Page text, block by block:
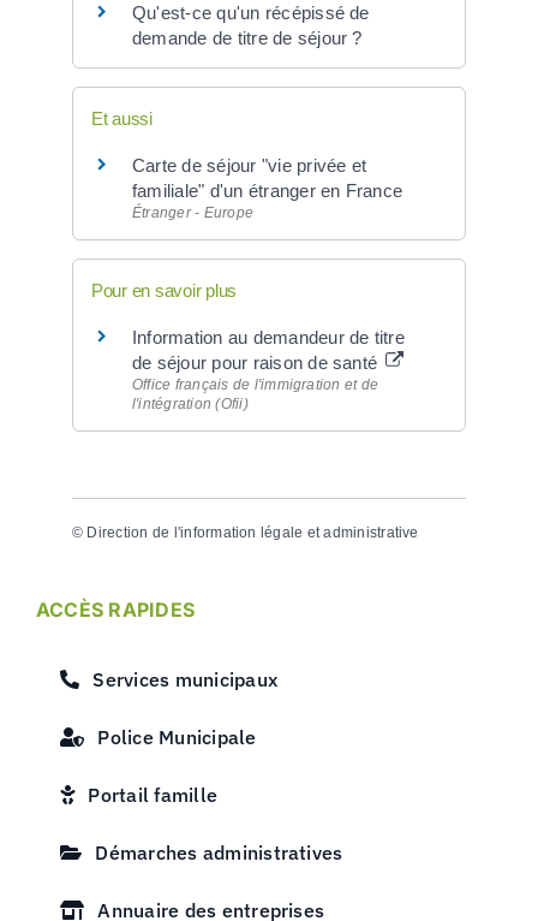
Qu'est-ce qu'un récépissé de
demande de titre de séjour ?
Et aussi
Carte de séjour "vie privée et
familiale" d'un étranger en France
Étranger - Europe
Pour en savoir plus
Information au demandeur de titre
de séjour pour raison de santé
Office français de l'immigration et de
l'intégration (Ofii)
© Direction de l'information légale et administrative
ACCÈS RAPIDES
Services municipaux
Police Municipale
Portail famille
Démarches administratives
Annuaire des entreprises